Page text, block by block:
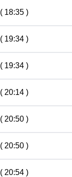
( 18:35 )
( 19:34 )
( 19:34 )
( 20:14 )
( 20:50 )
( 20:50 )
( 20:54 )